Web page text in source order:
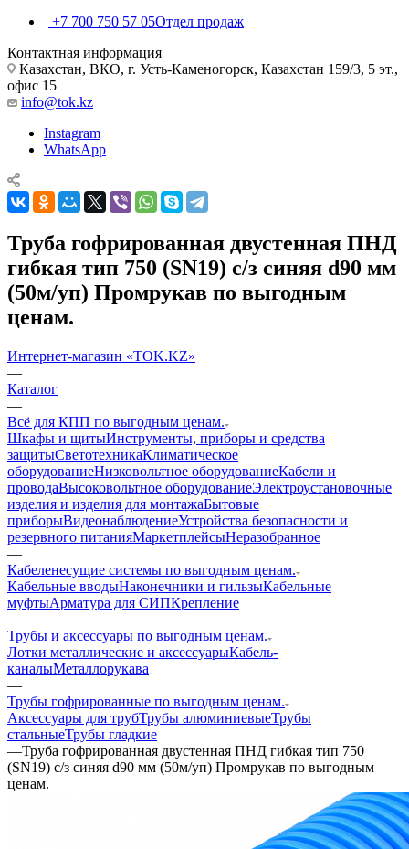
+7 700 750 57 05Отдел продаж
Контактная информация
Казахстан, ВКО, г. Усть-Каменогорск, Казахстан 159/3, 5 эт.,
офис 15
info@tok.kz
Instagram
WhatsApp
Труба гофрированная двустенная ПНД
гибкая тип 750 (SN19) с/з синяя d90 мм
(50м/уп) Промрукав по выгодным
ценам.
Интернет-магазин «TOK.KZ»
—
Каталог
—
Всё для КПП по выгодным ценам.
Шкафы и щитыИнструменты, приборы и средства
защитыСветотехникаКлиматическое
оборудованиеНизковольтное оборудованиеКабели и
проводаВысоковольтное оборудованиеЭлектроустановочные
изделия и изделия для монтажаБытовые
приборыВидеонаблюдениеУстройства безопасности и
резервного питанияМаркетплейсыНеразобранное
—
Кабеленесущие системы по выгодным ценам.
Кабельные вводыНаконечники и гильзыКабельные
муфтыАрматура для СИПКрепление
—
Трубы и аксессуары по выгодным ценам.
Лотки металлические и аксессуарыКабель-
каналыМеталлорукава
—
Трубы гофрированные по выгодным ценам.
Аксессуары для трубТрубы алюминиевыеТрубы
стальныеТрубы гладкие
—Труба гофрированная двустенная ПНД гибкая тип 750
(SN19) с/з синяя d90 мм (50м/уп) Промрукав по выгодным
ценам.